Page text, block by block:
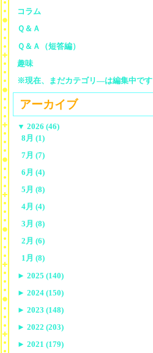
コラム
Ｑ＆Ａ
Ｑ＆Ａ（短答編）
趣味
※現在、まだカテゴリ—は編集中です
アーカイブ
▼ 2026 (46)
8月 (1)
7月 (7)
6月 (4)
5月 (8)
4月 (4)
3月 (8)
2月 (6)
1月 (8)
► 2025 (140)
► 2024 (150)
► 2023 (148)
► 2022 (203)
► 2021 (179)